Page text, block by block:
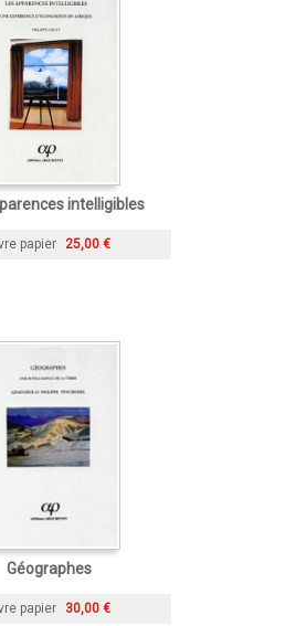
intelligibles
papier 25,00 €
Géographes
papier 30,00 €